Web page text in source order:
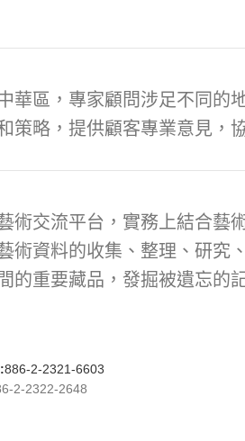
華區，專家顧問涉足不同的
策略，提供顧客專業意見，
術交流平台，實務上結合
術資料的收集、整理、研
的重要藏品，發掘被遺忘的
886-2-2321-6603
2-2322-2648